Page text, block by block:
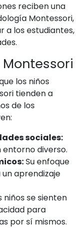
reciben una
Montessori,
a los estudiantes,
los niños
tienden a
de los
sociales:
diverso.
Su enfoque
aprendizaje
niños se sienten
para
por sí mismos.